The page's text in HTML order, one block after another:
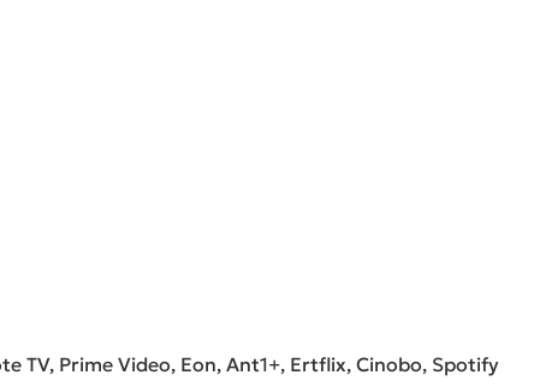
TV, Prime Video, Eon, Ant1+, Ertflix, Cinobo, Spotify